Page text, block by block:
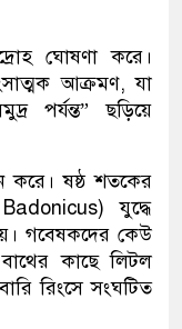
ঘোষণা করে।
আক্রমণ, যা
পর্যন্ত” ছড়িয়ে
করে। ষষ্ঠ শতকের
যুদ্ধে
গবেষকদের কেউ
কাছে লিটল
রিংসে সংঘটিত